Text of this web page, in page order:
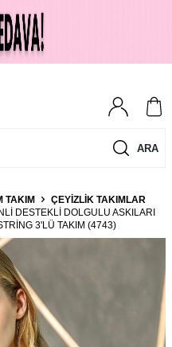
ARA
TAKIM
ÇEYIZLIK TAKIMLAR
DESTEKLI DOLGULU ASKILARI
3'LÜ TAKIM (4743)